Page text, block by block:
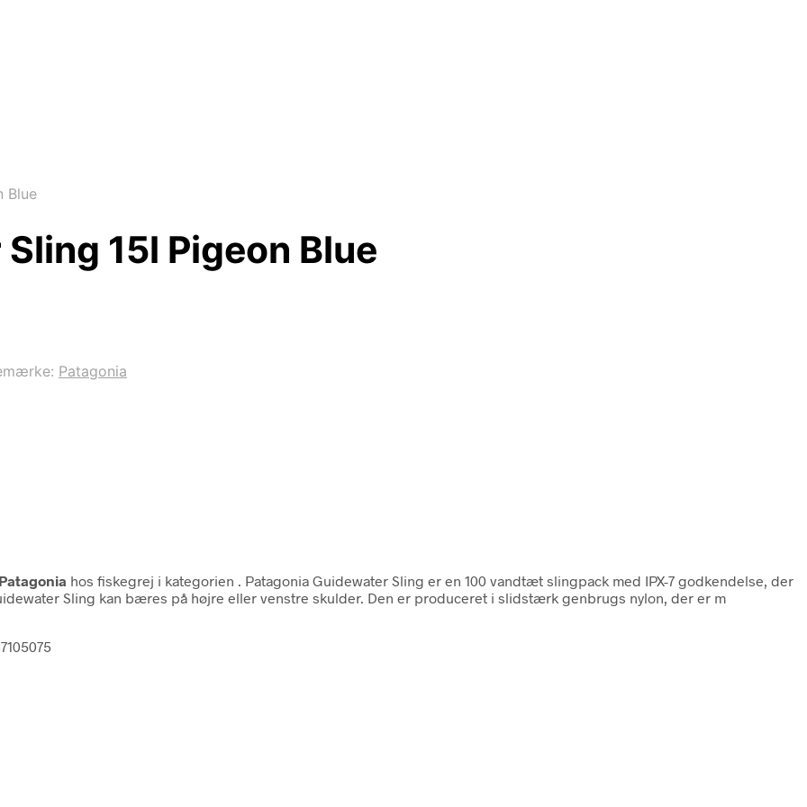
Blue
15l Pigeon Blue
Patagonia
Patagonia hos fiskegrej i kategorien
. Patagonia Guidewater Sling er en 100 vandtæt slingpack med IPX-7 godkendelse, der
Sling kan bæres på højre eller venstre skulder. Den er produceret i slidstærk genbrugs nylon, der er m